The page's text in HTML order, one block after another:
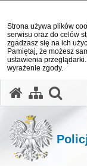
Strona używa plików
serwisu oraz do celów
zgadzasz się na ich
Pamiętaj, że możesz
ustawienia
wyrażenie zgody.